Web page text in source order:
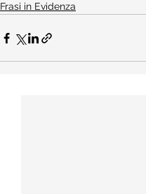
Frasi in Evidenza